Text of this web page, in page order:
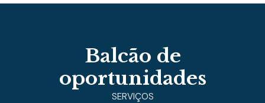
Balcão de
oportunidades
SERVIÇOS